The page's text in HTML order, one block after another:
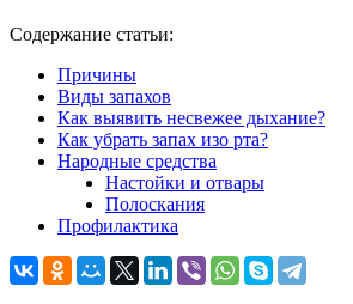
Содержание статьи:
Причины
Виды запахов
Как выявить несвежее дыхание?
Как убрать запах изо рта?
Народные средства
Настойки и отвары
Полоскания
Профилактика